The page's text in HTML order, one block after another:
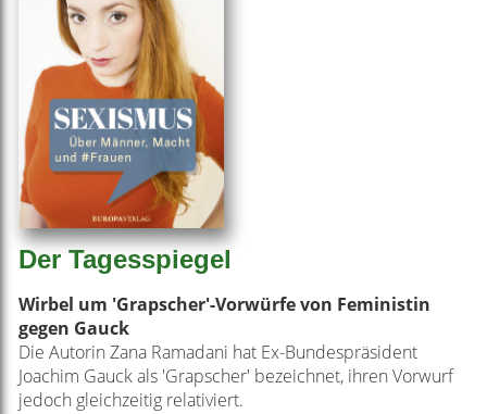
Der Tagesspiegel
Wirbel um 'Grapscher'-Vorwürfe von Feministin
gegen Gauck
Die Autorin Zana Ramadani hat Ex-Bundespräsident
Joachim Gauck als 'Grapscher' bezeichnet, ihren Vorwurf
jedoch gleichzeitig relativiert.